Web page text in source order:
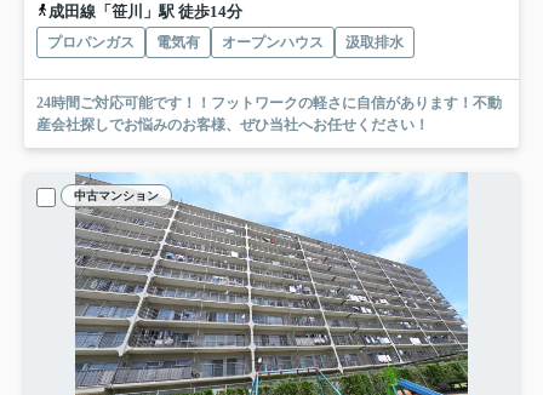
成田線「笹川」駅 徒歩14分
プロパンガス 電気有 オープンハウス 汲取排水
24時間ご対応可能です！！フットワークの軽さに自信があります！不動
産会社探しでお悩みのお客様、ぜひ当社へお任せください！
中古マンション